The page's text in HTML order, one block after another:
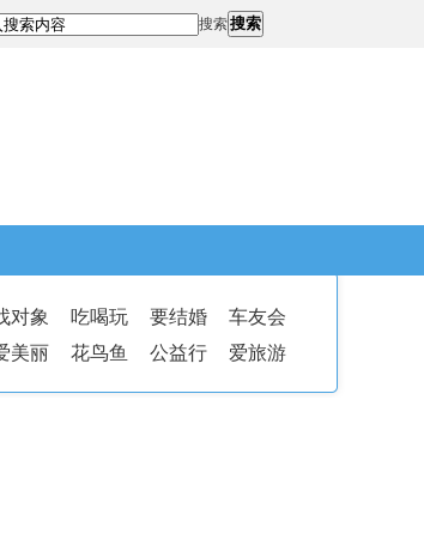
搜索搜索
对象 吃喝玩 要结婚
车友会
美丽 花鸟鱼 公益行 爱旅游